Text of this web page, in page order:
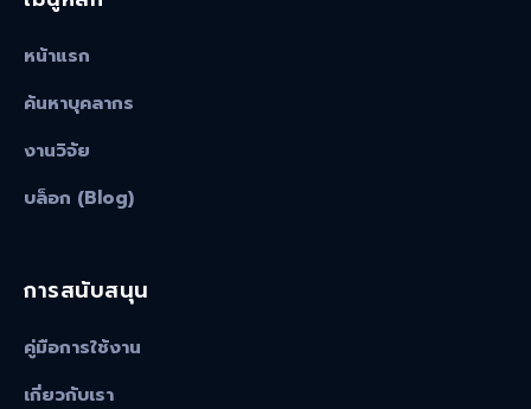
หน้าแรก
ค้นหาบุคลากร
งานวิจัย
บล็อก (Blog)
การสนับสนุน
คู่มือการใช้งาน
เกี่ยวกับเรา